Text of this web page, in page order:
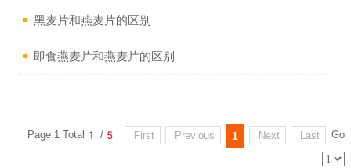
黑麦片和燕麦片的区别
即食燕麦片和燕麦片的区别
Page:1 Total 1 / 5 First Previous 1 Next Last Go